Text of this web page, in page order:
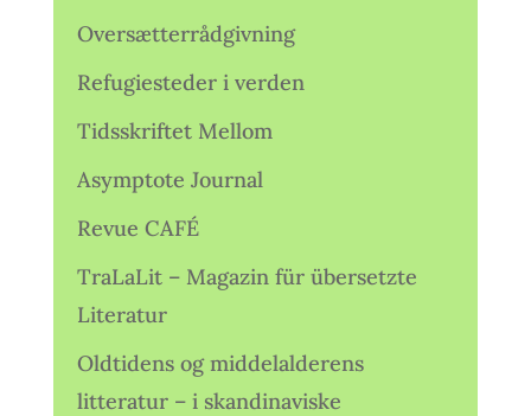
Oversætterrådgivning
Refugiesteder i verden
Tidsskriftet Mellom
Asymptote Journal
Revue CAFÉ
TraLaLit – Magazin für übersetzte
Literatur
Oldtidens og middelalderens
litteratur – i skandinaviske